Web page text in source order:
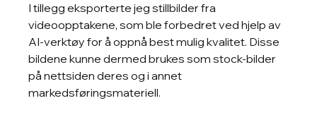
I tillegg eksporterte jeg stillbilder fra
videoopptakene, som ble forbedret ved hjelp av
AI-verktøy for å oppnå best mulig kvalitet. Disse
bildene kunne dermed brukes som stock-bilder
på nettsiden deres og i annet
markedsføringsmateriell.